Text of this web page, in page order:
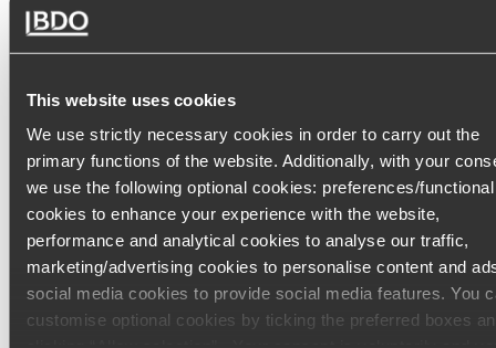
This website uses cookies
We use strictly necessary cookies in order to carry out the
primary functions of the website. Additionally, with your
we use the following optional cookies: preferences/functional
cookies to enhance your experience with the website,
performance and analytical cookies to analyse our traffic,
marketing/advertising cookies to personalise content and
social media cookies to provide social media features. You
customise optional cookies by ticking the preferred boxes
Le système déclaratif des AT-MP est souvent
opaque. Nos experts et nos avocats veillent à
réglementations en vigueur, traitant toutes les
déclarations et contestations avec précision et
en conformité avec le Code de la Sécurité
Sociale.
Approche